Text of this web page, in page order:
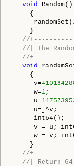
void
Random()
{
randomSet(
}
//
//| The
//
void
{
v=
w=1;
u=
u=j^v;
int64();
v = u;
w = v;
}
//
//| Return 64-